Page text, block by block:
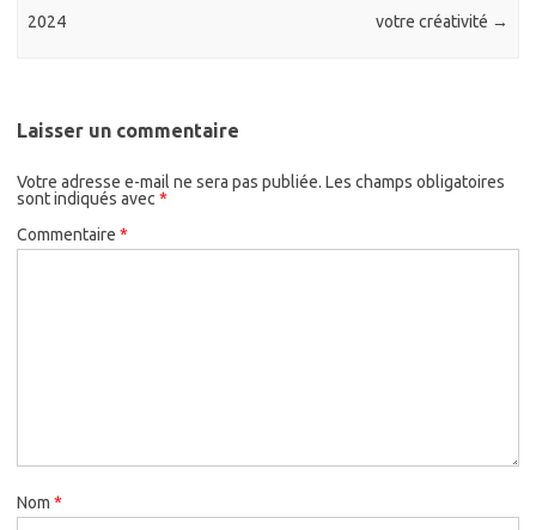
2024
votre créativité →
Laisser un commentaire
Votre adresse e-mail ne sera pas publiée. Les champs obligatoires
sont indiqués avec *
Commentaire *
Nom *